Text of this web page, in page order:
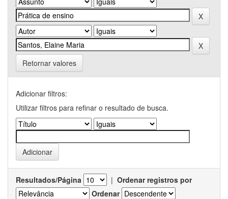
Retornar valores
Adicionar filtros:
Utilizar filtros para refinar o resultado de busca.
Resultados/Página | Ordenar registros por
Ordenar